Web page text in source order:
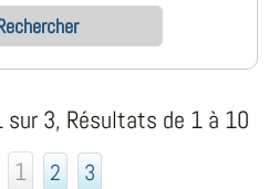
3, Résultats de 1 à 10
1 2 3